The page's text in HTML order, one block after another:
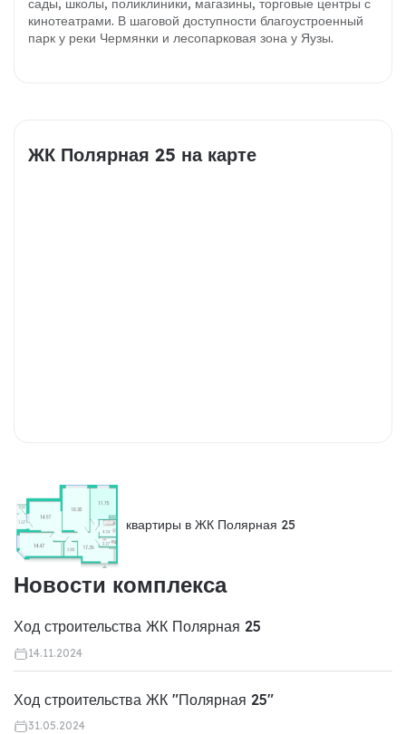
сады, школы, поликлиники, магазины, торговые центры с
кинотеатрами. В шаговой доступности благоустроенный
парк у реки Чермянки и лесопарковая зона у Яузы.
ЖК Полярная 25 на карте
квартиры в ЖК Полярная 25
Новости комплекса
Ход строительства ЖК Полярная 25
14.11.2024
Ход строительства ЖК "Полярная 25"
31.05.2024